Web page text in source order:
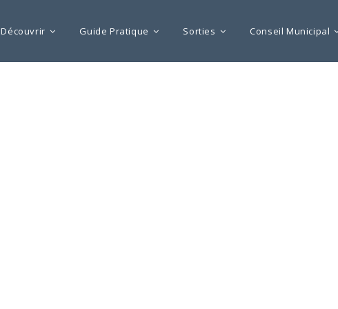
Découvrir Guide Pratique Sorties Conseil Municipal